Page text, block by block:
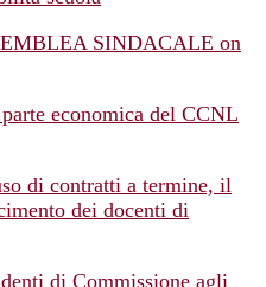
SINDACALE on
economica del CCNL
di contratti a termine, il
dei docenti di
di Commissione agli